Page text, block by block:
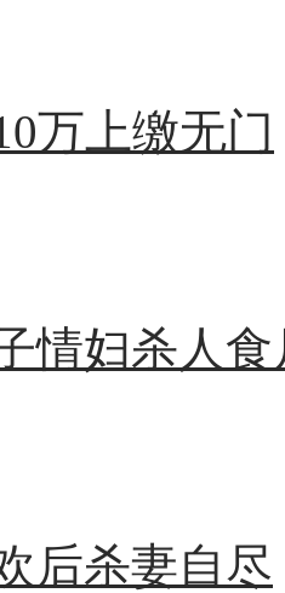
万上缴无门
情妇杀人食
后杀妻自尽